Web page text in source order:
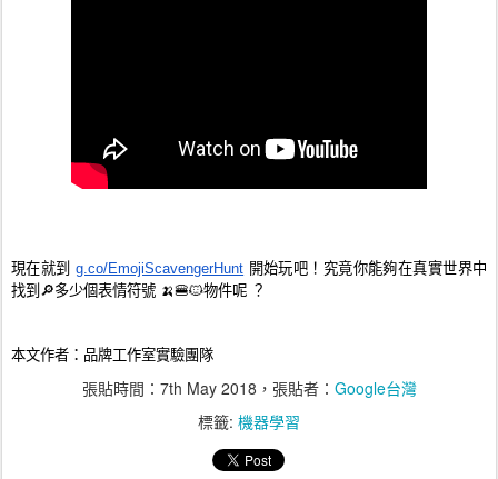
現在就到 g.co/EmojiScavengerHunt 開始玩吧！究竟你能夠在真實世界中
找到🔎多少個表情符號 🍌🍔🐱物件呢 ？
本文作者：品牌工作室實驗團隊
張貼時間： 7th May 2018 ，張貼者： Google台灣
標籤: 機器學習